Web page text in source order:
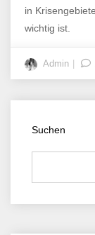
in
wichtig ist.
Admin
Suchen